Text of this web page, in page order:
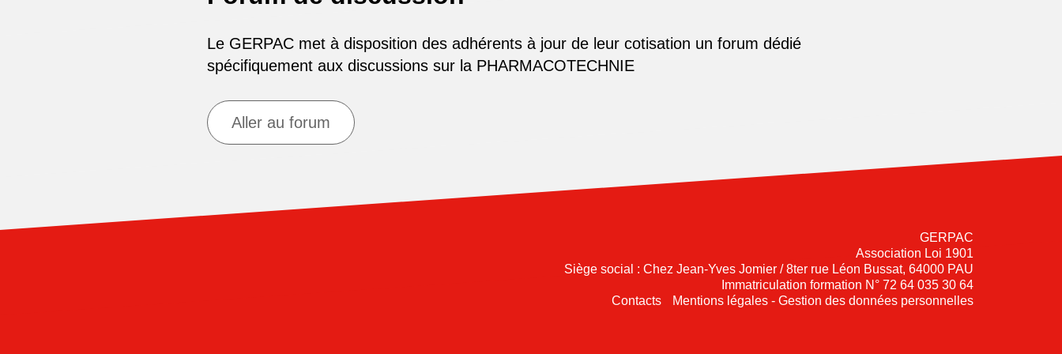
Le GERPAC met à disposition des adhérents à jour de leur cotisation un forum dédié
spécifiquement aux discussions sur la PHARMACOTECHNIE
Aller au forum
GERPAC
Association Loi 1901
Siège social : Chez Jean-Yves Jomier / 8ter rue Léon Bussat, 64000 PAU
Immatriculation formation N° 72 64 035 30 64
Contacts
Mentions légales - Gestion des données personnelles